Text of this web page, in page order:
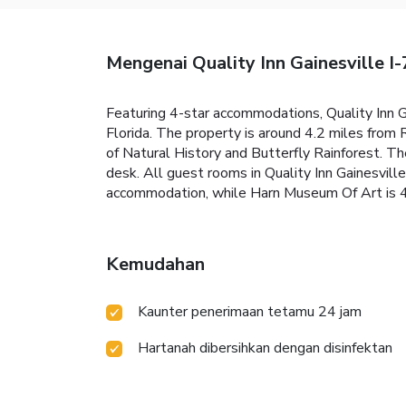
Mengenai Quality Inn Gainesville
Featuring 4-star accommodations, Quality
Florida. The property is around 4.2 miles from
of Natural History and Butterfly Rainforest.
desk. All guest rooms in Quality Inn
accommodation, while Harn Museum Of Art
Kemudahan
Kaunter penerimaan tetamu 24 jam
Hartanah dibersihkan dengan disinfektan